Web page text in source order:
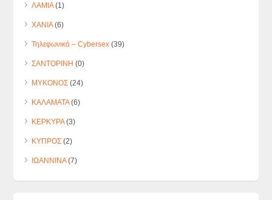
ΛΑΜΙΑ(1)
ΧΑΝΙΑ(6)
Τηλεφωνικό – Cybersex (39)
ΣΑΝΤΟΡΙΝΗ (0)
ΜΥΚΟΝΟΣ (24)
ΚΑΛΑΜΑΤΑ(6)
ΚΕΡΚΥΡΑ(3)
ΚΥΠΡΟΣ (2)
ΙΩΑΝΝΙΝΑ(7)